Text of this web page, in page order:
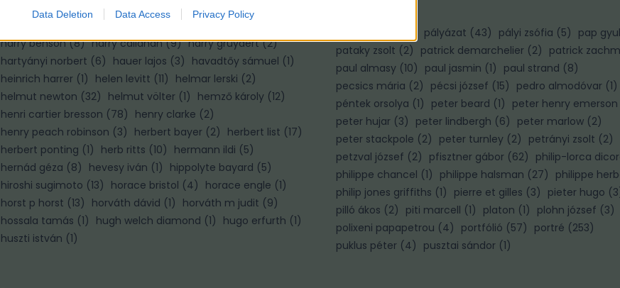
Data Deletion Data Access Privacy Policy
hans van der meer
1 hans wild hapák péter
harry benson (8) harry callahan (9) harry gruyaert (2)
hartyányi norbert (6) hauer lajos (3) havadtőy sámuel (1)
heinrich harrer (1) helen levitt (11) helmar lerski (2)
helmut newton (32) helmut völter (1) hemző károly (12)
henri cartier bresson (78) henry clarke (2)
henry peach robinson (3) herbert bayer (2) herbert list (17)
herbert ponting (1) herb ritts (10) hermann ildi (5)
hernád géza (8) hevesy iván (1) hippolyte bayard (5)
hiroshi sugimoto (13) horace bristol (4) horace engle (1)
horst p horst (13) horváth dávid (1) horváth m judit (9)
hossala tamás (1) hugh welch diamond (1) hugo erfurth (1)
huszti istván (1)
pályázat (43) pályi zsófia (5) pap
pataky zsolt (2) patrick demarchelier (2) patrick
paul almasy (10) paul jasmin (1) paul strand (8)
pecsics mária (2) pécsi józsef (15) pedro almodóvar (1)
péntek orsolya (1) peter beard (1) peter henry emerson
peter hujar (3) peter lindbergh (6) peter marlow (2)
peter stackpole (2) peter turnley (2) petrányi zsolt (2)
petzval józsef (2) pfisztner gábor (62) philip-lorca
philippe chancel (1) philippe halsman (27) philippe
philip jones griffiths (1) pierre et gilles (3) pieter hugo (3
pilló ákos (2) piti marcell (1) platon (1) plohn józsef (3)
polixeni papapetrou (4) portfólió (57) portré (253)
puklus péter (4) pusztai sándor (1)